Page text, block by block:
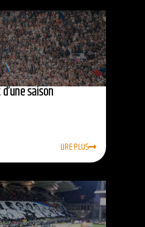
saison
LIRE PLUS